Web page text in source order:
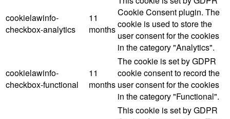
cookielawinfo-
checkbox-analytics
11
months
Cookie Consent plugin. The
cookie is used to store the
user consent for the cookies
in the category "Analytics".
cookielawinfo-
checkbox-functional
11
months
The cookie is set by GDPR
cookie consent to record the
user consent for the cookies
in the category "Functional".
This cookie is set by GDPR